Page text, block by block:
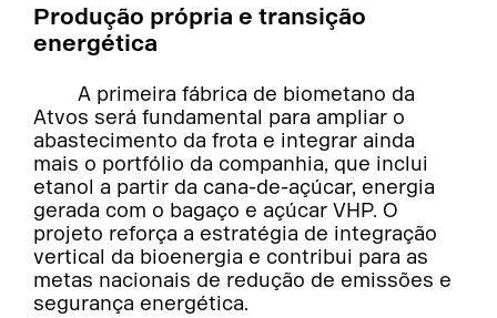
Produção própria e transição
energética
A primeira fábrica de biometano da
Atvos será fundamental para ampliar o
abastecimento da frota e integrar ainda
mais o portfólio da companhia, que inclui
etanol a partir da cana-de-açúcar, energia
gerada com o bagaço e açúcar VHP. O
projeto reforça a estratégia de integração
vertical da bioenergia e contribui para as
metas nacionais de redução de emissões e
segurança energética.